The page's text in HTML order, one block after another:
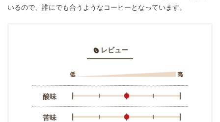
いるので、誰にでも合うようなコーヒーとなっています。
レビュー
酸味
苦味